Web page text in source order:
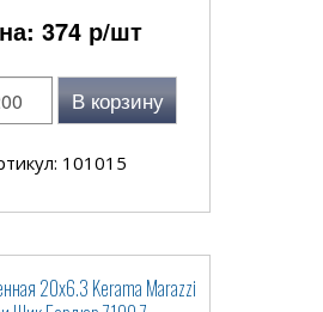
374 р/шт
В корзину
101015
20x6.3 Kerama Marazzi